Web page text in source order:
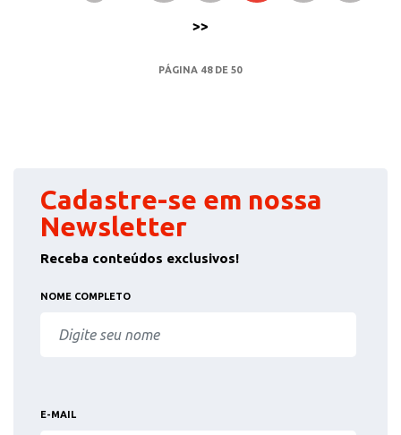
>>
PÁGINA 48 DE 50
Cadastre-se em nossa
Newsletter
Receba conteúdos exclusivos!
NOME COMPLETO
E-MAIL